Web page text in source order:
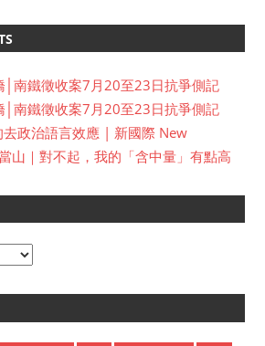
│南鐵徵收案7月20至23日抗爭側記
│南鐵徵收案7月20至23日抗爭側記
政治語言效應 | 新國際 New
山｜對不起，我的「含中量」有點高